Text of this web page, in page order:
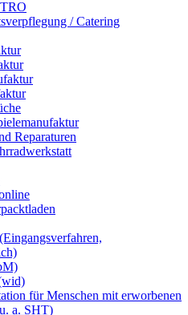
/ Catering
Reparaturen
für Menschen mit erworbenen
a. SHT)